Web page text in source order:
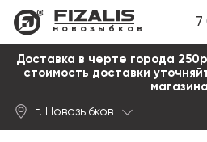
новозыбков 7
Доставка в черте города
стоимость доставки
г. Новозыбков